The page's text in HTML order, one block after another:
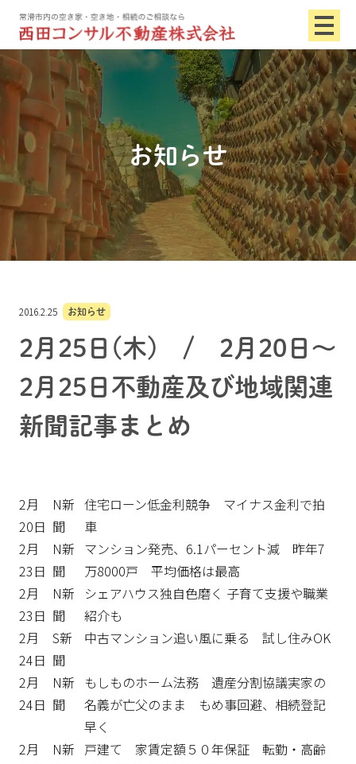
お知らせ
2016.2.25 お知らせ
2月25日(木) / 2月20日～
2月25日不動産及び地域関連
新聞記事まとめ
2月
20日
N新
聞
住宅ローン低金利競争 マイナス金利で拍
車
2月
23日
N新
聞
マンション発売、6.1パーセント減 昨年7
万8000戸 平均価格は最高
2月
23日
N新
聞
シェアハウス独自色磨く 子育て支援や職業
紹介も
2月
24日
S新
聞
中古マンション追い風に乗る 試し住みOK
2月
24日
N新
聞
もしものホーム法務 遺産分割協議実家の
名義が亡父のまま もめ事回避、相続登記
早く
2月
N新 戸建て 家賃定額５０年保証 転勤・高齢